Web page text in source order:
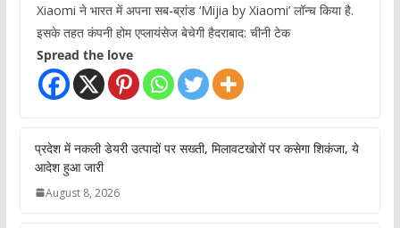
Xiaomi ने भारत में अपना सब-ब्रांड ‘Mijia by Xiaomi’ लॉन्च किया है.
इसके तहत कंपनी होम एप्लायंसेज बेचेगी हैदराबाद: चीनी टेक
Spread the love
प्रदेश में नकली डेयरी उत्पादों पर सख्ती, मिलावटखोरों पर कसेगा शिकंजा, ये
आदेश हुआ जारी
August 8, 2026